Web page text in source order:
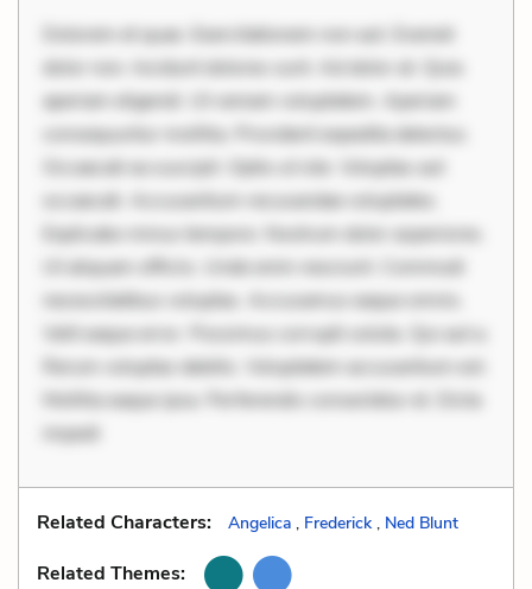
Dolorem et quae. Exercitationem non aut. Eveniet
dolor non. Incidunt dolores sunt. Ad dolor at. Quia
aperiam eligendi. Ut veniam voluptatem. Aperiam
consequuntur mollitia. Provident expedita delectus.
Occaecati ea suscipit. Optio ut iste. Voluptas aut
occaecati. Accusantium recusandae voluptates.
Explicabo minus tempore. Nostrum dolor asperiores.
Ut aliquam officiis. Unde enim nesciunt. Commodi
necessitatibus voluptas. Accusamus eaque omnis.
Velit eaque error. Possimus corrupti soluta. Qui aut a.
Rerum voluptas debitis. Voluptatem accusantium est.
Mollitia eaque ipsa. Perferendis consectetur et. Dicta
impedi
Related Characters: Angelica , Frederick , Ned Blunt
Related Themes: